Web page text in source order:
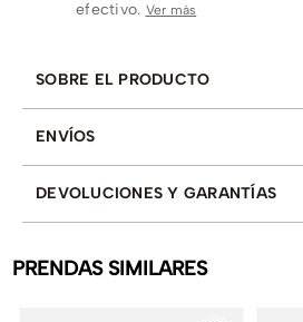
efectivo. Ver más
SOBRE EL PRODUCTO
ENVÍOS
DEVOLUCIONES Y GARANTÍAS
PRENDAS SIMILARES